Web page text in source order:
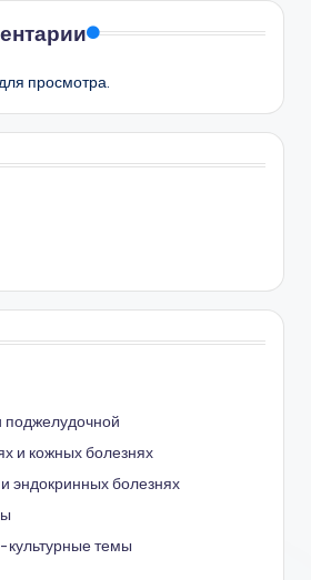
просмотра.
поджелудочной
и кожных болезнях
эндокринных болезнях
темы